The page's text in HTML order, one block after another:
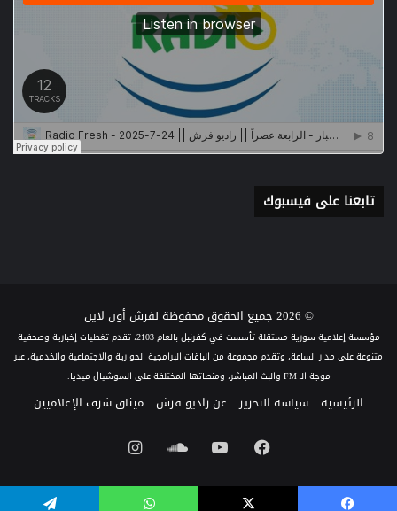
تابعنا على فيسبوك
© 2026 جميع الحقوق محفوظة لفرش أون لاين
مؤسسة إعلامية سورية مستقلة تأسست في كفرنبل بالعام 2103، تقدم تغطيات إخبارية وصحفية
متنوعة على مدار الساعة، وتقدم مجموعة من الباقات البرامجية الحوارية والاجتماعية والخدمية، عبر
موجة الـ FM والبث المباشر، ومنصاتها المختلفة على السوشيال ميديا.
الرئيسية سياسة التحرير عن راديو فرش ميثاق شرف الإعلاميين
فيسبوكيوتيوبساوند
كلاود
انستقرام